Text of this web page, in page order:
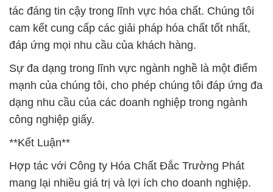
mạnh của chúng tôi, cho phép chúng tôi đáp ứng đa
dạng nhu cầu của các doanh nghiệp trong ngành
công nghiệp giấy.
**Kết Luận**
Hợp tác với Công ty Hóa Chất Đắc Trường Phát
mang lại nhiều giá trị và lợi ích cho doanh nghiệp.
Chúng tôi cam kết tiếp tục phát triển và cung cấp
các sản phẩm chất lượng cao để đồng hành cùng
sự thành công của khách hàng trong ngành công
nghiệp giấy.